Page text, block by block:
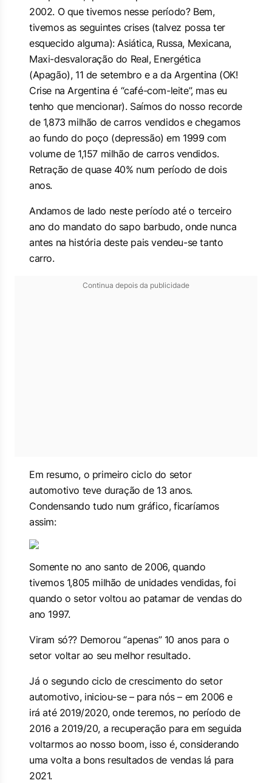
2002. O que tivemos nesse período? Bem,
tivemos as seguintes crises (talvez possa ter
esquecido alguma): Asiática, Russa, Mexicana,
Maxi-desvaloração do Real, Energética
(Apagão), 11 de setembro e a da Argentina (OK!
Crise na Argentina é “café-com-leite”, mas eu
tenho que mencionar). Saímos do nosso recorde
de 1,873 milhão de carros vendidos e chegamos
ao fundo do poço (depressão) em 1999 com
volume de 1,157 milhão de carros vendidos.
Retração de quase 40% num período de dois
anos.
Andamos de lado neste período até o terceiro
ano do mandato do sapo barbudo, onde nunca
antes na história deste pais vendeu-se tanto
carro.
Continua depois da publicidade
Em resumo, o primeiro ciclo do setor
automotivo teve duração de 13 anos.
Condensando tudo num gráfico, ficaríamos
assim:
Somente no ano santo de 2006, quando
tivemos 1,805 milhão de unidades vendidas, foi
quando o setor voltou ao patamar de vendas do
ano 1997.
Viram só?? Demorou “apenas” 10 anos para o
setor voltar ao seu melhor resultado.
Já o segundo ciclo de crescimento do setor
automotivo, iniciou-se – para nós – em 2006 e
irá até 2019/2020, onde teremos, no período de
2016 a 2019/20, a recuperação para em seguida
voltarmos ao nosso boom, isso é, considerando
uma volta a bons resultados de vendas lá para
2021.